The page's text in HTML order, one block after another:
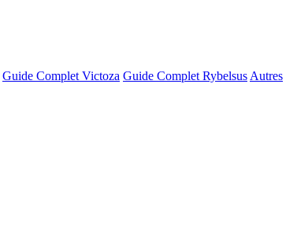
Guide Complet Victoza Guide Complet Rybelsus Autres